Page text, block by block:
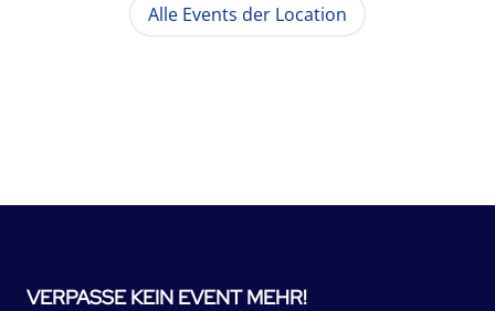
Alle Events der Location
VERPASSE KEIN EVENT MEHR!